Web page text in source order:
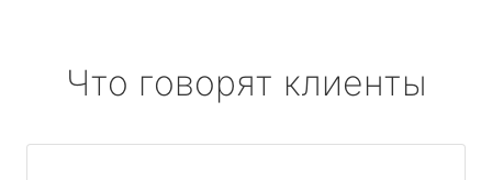
Что говорят клиенты